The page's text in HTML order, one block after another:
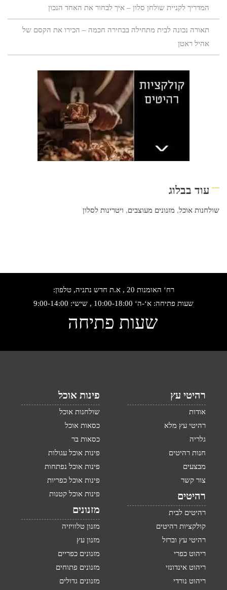
המדריך לקניית שולחן סלון – איך לבחור את האחד הנכון
תאורה נכונה לבית מתחילה בבחירה חכמה – הכירו את הקסם של
אהיל ראטן
עוד בבלוג
שולחנות אוכל, מזנונים מעוצבים, ויטרינות לסלון
רח‘ האומנות 20 , א.ת חדש נתניה, טלפון:
שעות פתיחה: א‘-ה‘ 10:00-18:00 , שישי: 9:00-14:00
שעות פתיחה
רהיטי עץ
אודות
רהיטי עץ מלא
גלריה
חנות רהיטים
מבצעים
צור קשר
רהיטים
רהיטים לבית
קולקציות רהיטים
רהיטי עץ וברזל
ריהוט כפרי
ריהוט אינדונזי
ריהוט נורדי
פינות אוכל
שולחנות אוכל
כסאות אוכל
כסאות בר
פינות אוכל עגולות
פינות אוכל נפתחות
פינות אוכל כפריות
פינות אוכל קטנות
מזנונים
מזנון טלוויזיה
מזנון עץ
מזנונים כפריים
מזנונים פתוחים
מזנונים גדולים